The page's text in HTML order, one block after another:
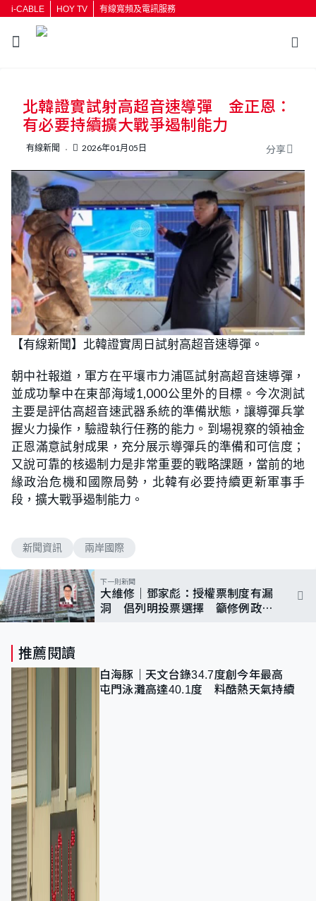
i-CABLE HOY TV 有線寬頻及電訊服務
按輸入鍵開始搜尋
北韓證實試射高超音速導彈 金正恩：
有必要持續擴大戰爭遏制能力
有線新聞 2026年01月05日 分享
【有線新聞】北韓證實周日試射高超音速導彈。
朝中社報道，軍方在平壤市力浦區試射高超音速導彈，
並成功擊中在東部海域1,000公里外的目標。今次測試
主要是評估高超音速武器系統的準備狀態，讓導彈兵掌
握火力操作，驗證執行任務的能力。到場視察的領袖金
正恩滿意試射成果，充分展示導彈兵的準備和可信度；
又說可靠的核遏制力是非常重要的戰略課題，當前的地
緣政治危機和國際局勢，北韓有必要持續更新軍事手
段，擴大戰爭遏制能力。
新聞資訊 兩岸國際
下一則新聞
大維修｜鄧家彪：授權票制度有漏
洞 倡列明投票選擇 籲修例政府
推薦閱讀
白海豚｜天文台錄34.7度創今年最高
屯門泳灘高達40.1度 料酷熱天氣持續